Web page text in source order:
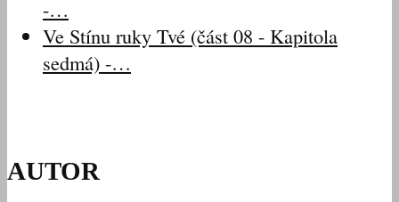
-…
Ve Stínu ruky Tvé (část 08 - Kapitola
sedmá) -…
AUTOR